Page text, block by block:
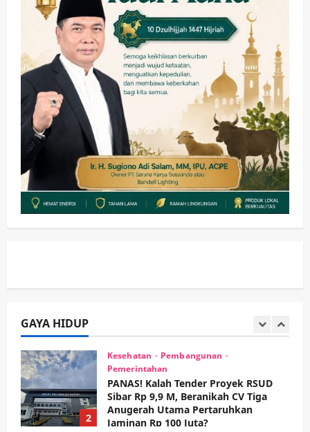
GAYA HIDUP
4
Ekonomi Pemerintahan
HOT NEWS: Ribuan Warga Wage
Tumplek Blek di Bazar Rakyat Jalan
Jambu, Borong Kuliner UMKM Sambil
Nonton Jaranan!
wartanusa 4 Agustus 2026
5
Keagamaan Pemerintahan
Pemkab Sidoarjo & Muhammadiyah
Sinergi Permudah Perizinan, Wakaf,
hingga Hibah
wartanusa 4 Agustus 2026
Kesehatan Pemerintahan
Ubah Lahan Tidur Jadi Cuan: Wabup
Sibar Rp 9,9 M, Beranikah CV Tiga
Anugerah Utama Pertaruhkan
wartanusa
Olahraga
Adu Taktik di Atas Rumput Sintetis:
PWI dan Sapma PP Sidoarjo
Memanaskan Mesin Menuju Piala
Soccer